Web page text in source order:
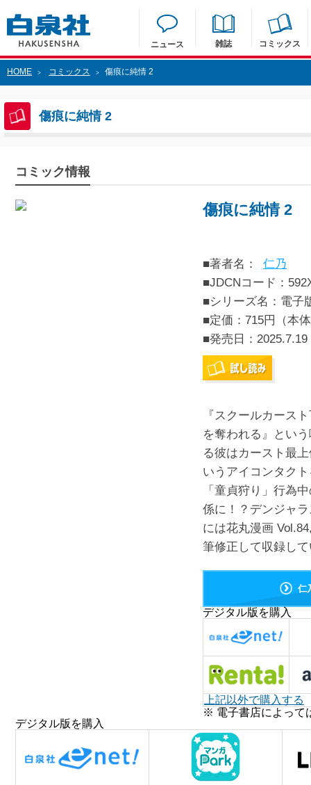
ニュース 雑誌 コミックス
HOME > コミックス > 傷痕に純情 2
傷痕に純情 2
コミック情報
傷痕に純情 2
■著者名：
仁乃
■JDCNコード：
■シリーズ名：電子
■定価：715円（本
■発売日： 2025.7.19
『スクールカース
を奪われる』とい
る彼はカースト最
いうアイコンタク
「童貞狩り」行為
係に！？デンジャ
には花丸漫画
筆修正して収録し
仁
デジタル版を購入
上記以外で購入する
※ 電子書店によって
デジタル版を購入